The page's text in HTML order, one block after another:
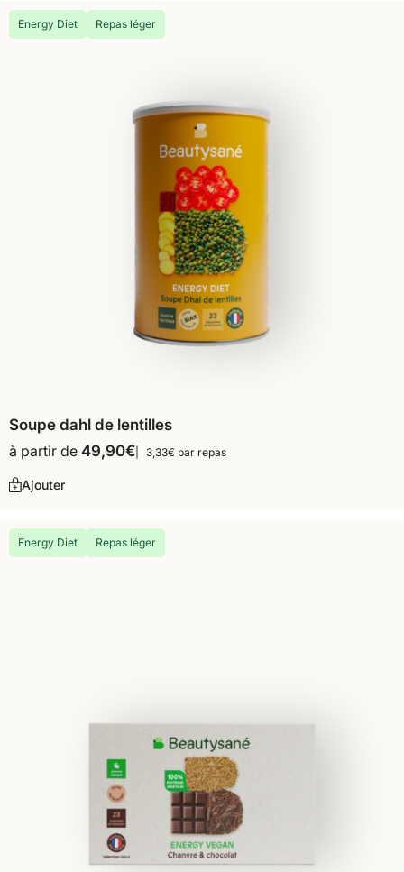
Energy Diet Repas léger
Soupe dahl de lentilles
à partir de 49,90€ 3,33€ par repas
Ajouter
Energy Diet Repas léger